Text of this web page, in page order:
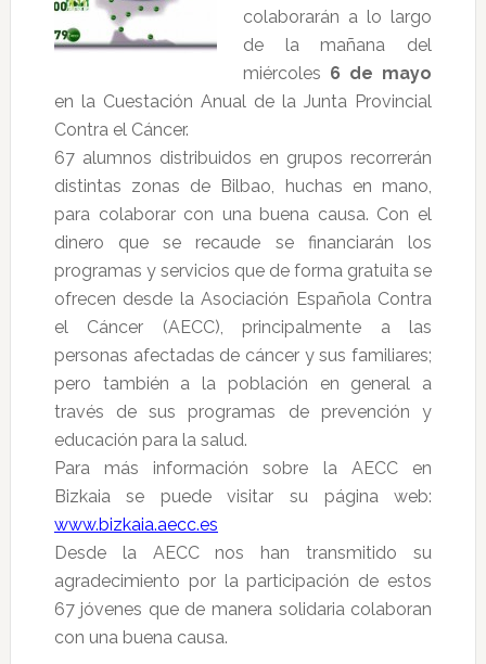
colaborarán a lo largo
de la mañana del
miércoles 6 de mayo
en la Cuestación Anual de la Junta Provincial
Contra el Cáncer.
67 alumnos distribuidos en grupos recorrerán
distintas zonas de Bilbao, huchas en mano,
para colaborar con una buena causa. Con el
dinero que se recaude se financiarán los
programas y servicios que de forma gratuita se
ofrecen desde la Asociación Española Contra
el Cáncer (AECC), principalmente a las
personas afectadas de cáncer y sus familiares;
pero también a la población en general a
través de sus programas de prevención y
educación para la salud.
Para más información sobre la AECC en
Bizkaia se puede visitar su página web:
www.bizkaia.aecc.es
Desde la AECC nos han transmitido su
agradecimiento por la participación de estos
67 jóvenes que de manera solidaria colaboran
con una buena causa.